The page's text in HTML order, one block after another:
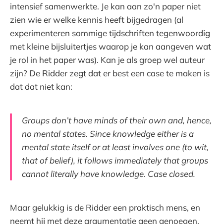
intensief samenwerkte. Je kan aan zo'n paper niet
zien wie er welke kennis heeft bijgedragen (al
experimenteren sommige tijdschriften tegenwoordig
met kleine bijsluitertjes waarop je kan aangeven wat
je rol in het paper was). Kan je als groep wel auteur
zijn? De Ridder zegt dat er best een case te maken is
dat dat niet kan:
Groups don’t have minds of their own and, hence,
no mental states. Since knowledge either is a
mental state itself or at least involves one (to wit,
that of belief), it follows immediately that groups
cannot literally have knowledge. Case closed.
Maar gelukkig is de Ridder een praktisch mens, en
neemt hij met deze argumentatie geen genoegen.